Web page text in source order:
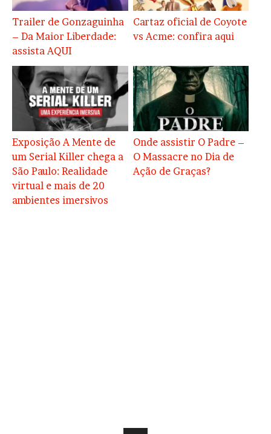
Trailer de Gonzaguinha
– Da Maior Liberdade:
assista AQUI
Cartaz oficial de Coyote
vs Acme: confira aqui
Exposição A Mente de
um Serial Killer chega a
São Paulo: Realidade
virtual e mais de 20
ambientes imersivos
Onde assistir O Padre –
O Massacre no Dia de
Ação de Graças?